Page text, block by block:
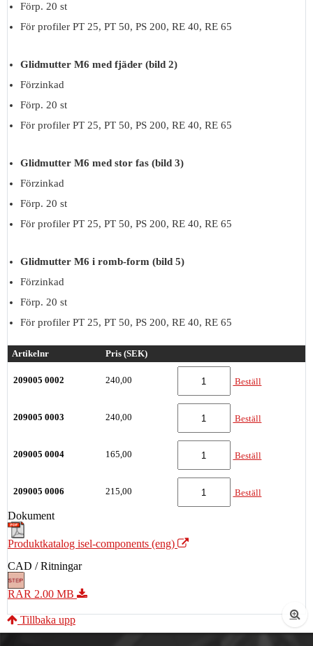
Förp. 20 st
För profiler PT 25, PT 50, PS 200, RE 40, RE 65
Glidmutter M6 med fjäder (bild 2)
Förzinkad
Förp. 20 st
För profiler PT 25, PT 50, PS 200, RE 40, RE 65
Glidmutter M6 med stor fas (bild 3)
Förzinkad
Förp. 20 st
För profiler PT 25, PT 50, PS 200, RE 40, RE 65
Glidmutter M6 i romb-form (bild 5)
Förzinkad
Förp. 20 st
För profiler PT 25, PT 50, PS 200, RE 40, RE 65
Artikelnr Pris (SEK)
209005 0002 240,00 Beställ
209005 0003 240,00 Beställ
209005 0004 165,00 Beställ
209005 0006 215,00 Beställ
Dokument
Produktkatalog isel-components (eng)
CAD / Ritningar
RAR 2.00 MB
Tillbaka upp